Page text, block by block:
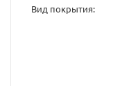
Вид покрытия: